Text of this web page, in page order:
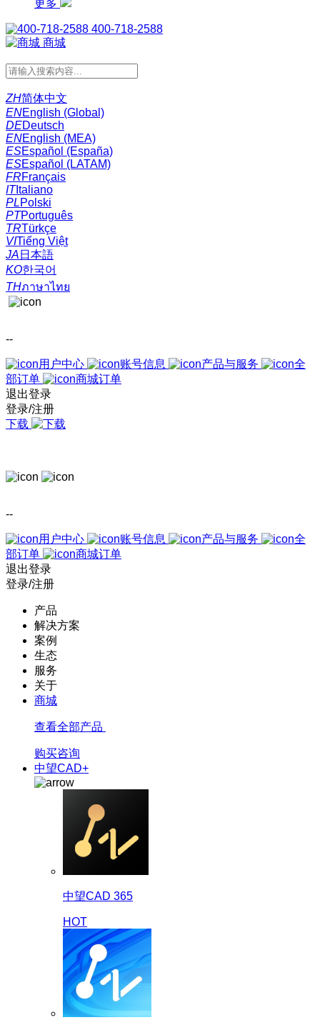
更多
400-718-2588
商城
ZH简体中文
ENEnglish (Global)
DEDeutsch
ENEnglish (MEA)
ESEspañol (España)
ESEspañol (LATAM)
FRFrançais
ITItaliano
PLPolski
PTPortuguês
TRTürkçe
VITiếng Việt
JA 日本語
KO한국어
THภาษาไทย
--
用户中心 账号信息 产品与服务
全
部订单
商城订单
退出登录
登录/注册
下载
--
用户中心 账号信息 产品与服务
全
部订单
商城订单
退出登录
登录/注册
产品
解决方案
案例
生态
服务
关于
商城
查看全部产品
购买咨询
中望CAD+
中望CAD 365
HOT